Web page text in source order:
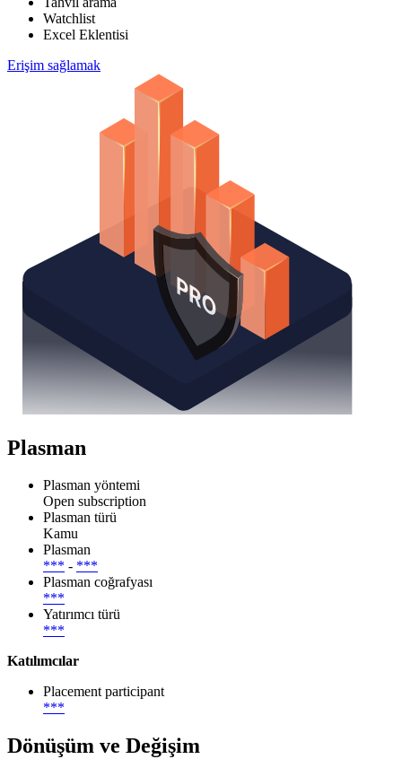
Watchlist
Excel Eklentisi
Erişim sağlamak
Plasman
Plasman yöntemi
Open subscription
Plasman türü
Kamu
Plasman
*** - ***
Plasman coğrafyası
***
Yatırımcı türü
***
Katılımcılar
Placement participant
***
Dönüşüm ve Değişim